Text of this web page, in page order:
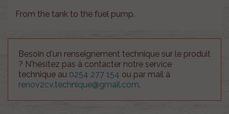
From the tank to the fuel pump.
Besoin d'un renseignement technique sur le produit
? N'hésitez pas à contacter notre service
technique au 0254 277 154 ou par mail à
renov2cv.technique@gmail.com.